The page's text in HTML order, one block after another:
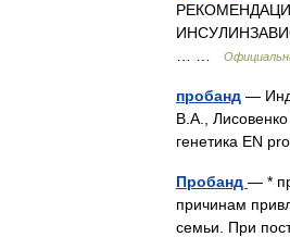
пробанд —
В.А.,
генетика EN
Пробанд — *
причинам
семьи. При